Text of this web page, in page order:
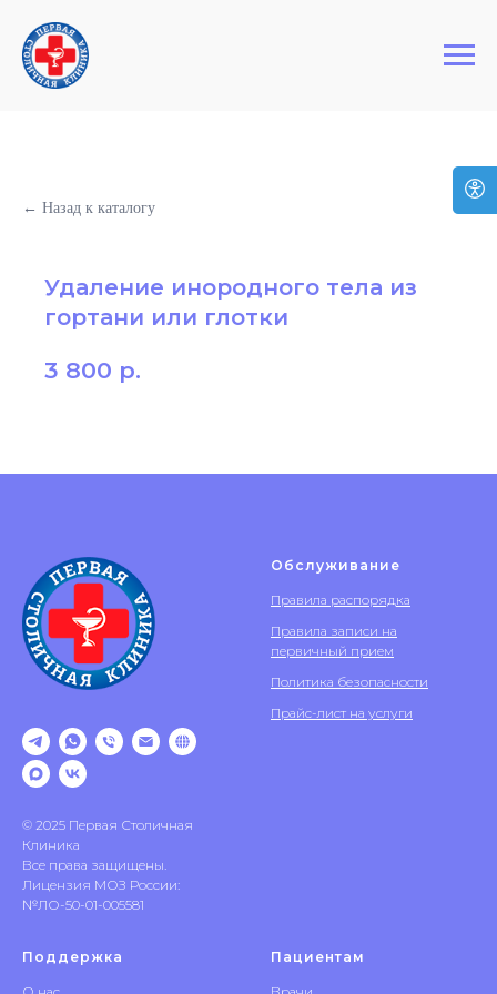
Первая Столичная Клиника
← Назад к каталогу
Удаление инородного тела из
гортани или глотки
3 800 р.
© 2025 Первая Столичная
Клиника
Все права защищены.
Лицензия МОЗ России:
№ЛО-50-01-005581
Обслуживание
Правила распорядка
Правила записи на
первичный прием
Политика безопасности
Прайс-лист на услуги
Поддержка Пациентам